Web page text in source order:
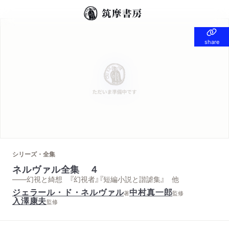
share
share
シリーズ・全集
ネルヴァル全集 ４
——幻視と綺想 『幻視者』『短編小説と諧謔集』 他
ジェラール・ド・ネルヴァル著中村真一郎監修
入澤康夫監修